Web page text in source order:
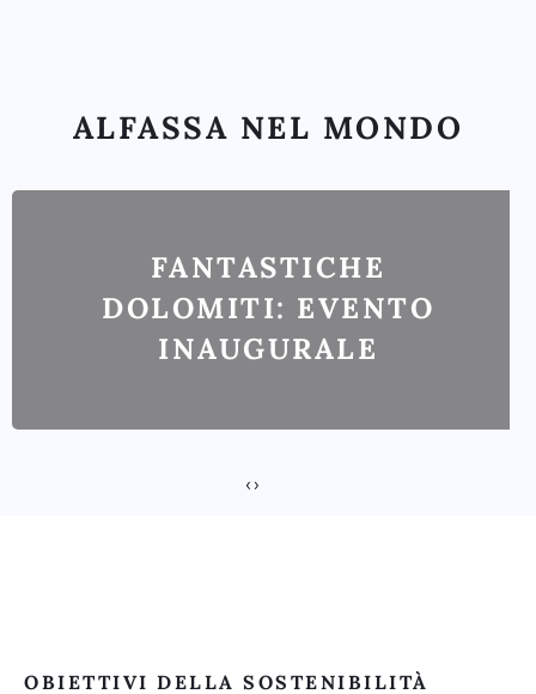
ALFASSA NEL MONDO
FANTASTICHE
DOLOMITI: EVENTO
INAUGURALE
‹›
OBIETTIVI DELLA SOSTENIBILITÀ